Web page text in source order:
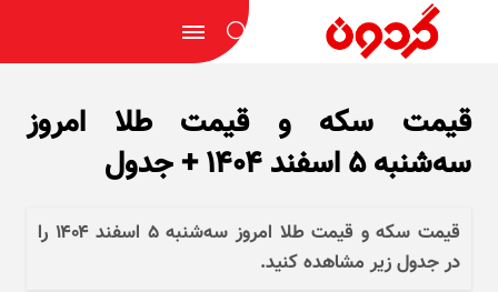
قیمت سکه و قیمت طلا امروز
سه‌شنبه ۵ اسفند ۱۴۰۴ + جدول
قیمت سکه و قیمت طلا امروز سه‌شنبه ۵ اسفند ۱۴۰۴ را
در جدول زیر مشاهده کنید.